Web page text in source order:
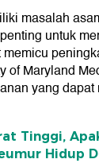
masalah
untuk
of Maryland
yang dapat
Tinggi,
Hidup